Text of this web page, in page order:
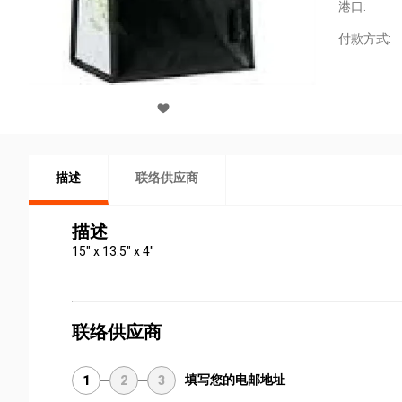
港口:
付款方式:
描述 联络供应商
描述
15" x 13.5" x 4"
联络供应商
1 2 3 填写您的电邮地址